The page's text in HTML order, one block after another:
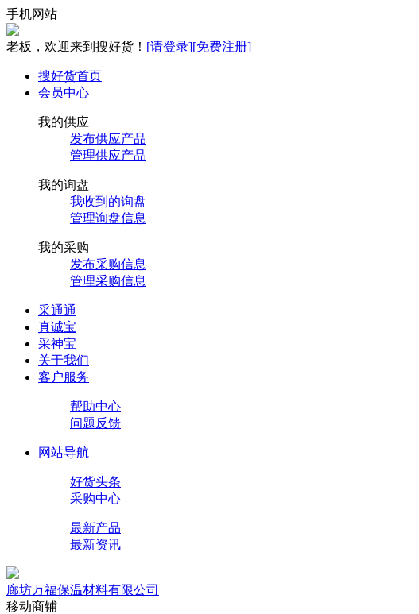
手机网站
老板，欢迎来到搜好货！ [请登录][免费注册]
搜好货首页
会员中心
我的供应
发布供应产品
管理供应产品
我的询盘
我收到的询盘
管理询盘信息
我的采购
发布采购信息
管理采购信息
采通通
真诚宝
采神宝
关于我们
客户服务
帮助中心
问题反馈
网站导航
好货头条
采购中心
最新产品
最新资讯
廊坊万福保温材料有限公司
移动商铺